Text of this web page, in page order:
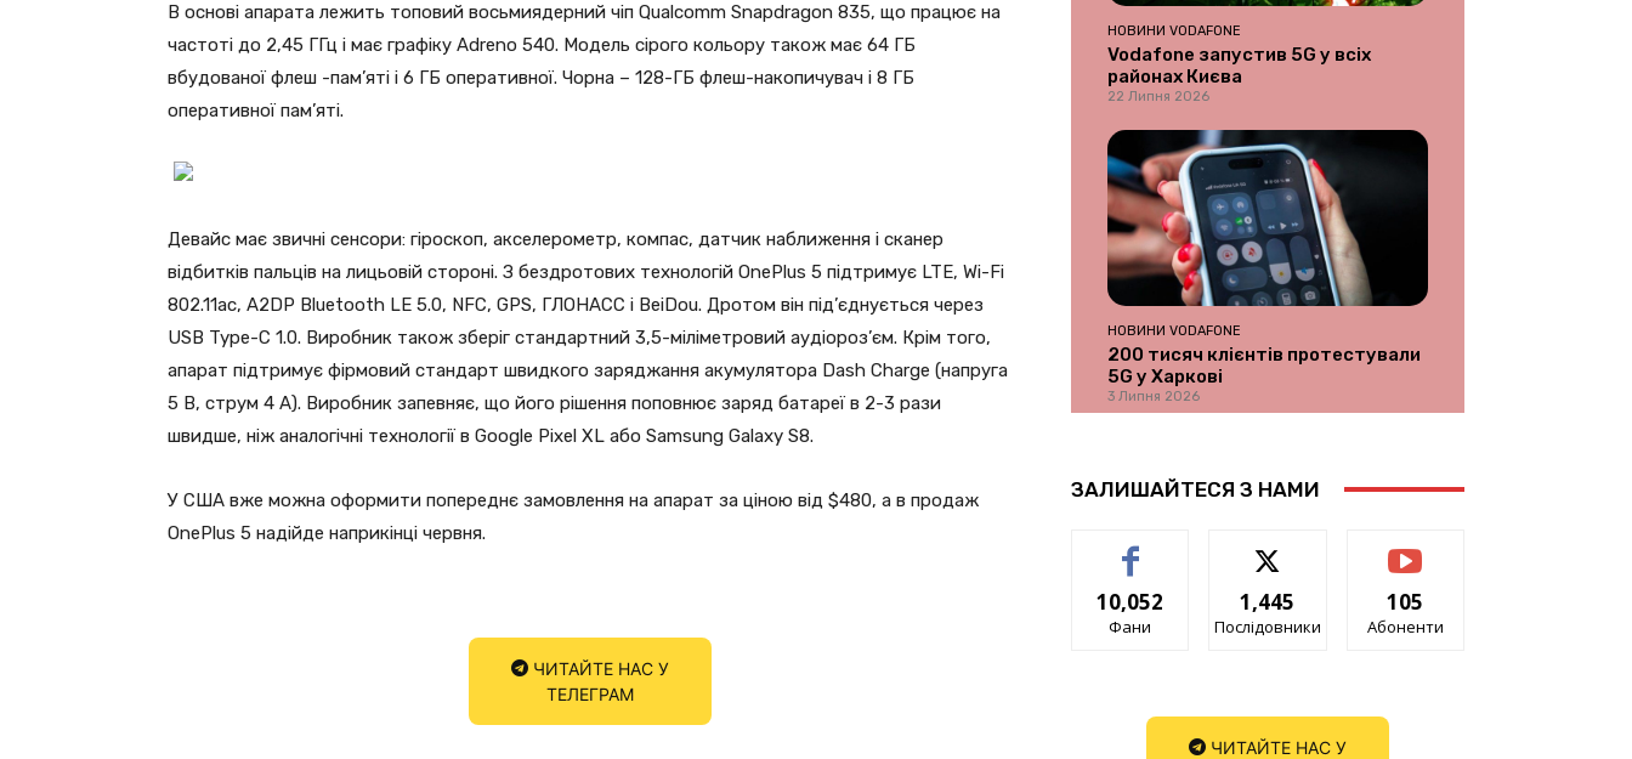
В основі апарата лежить топовий восьмиядерний чіп Qualcomm Snapdragon 835, що працює на
частоті до 2,45 ГГц і має графіку Adreno 540. Модель сірого кольору також має 64 ГБ
вбудованої флеш -пам’яті і 6 ГБ оперативної. Чорна – 128-ГБ флеш-накопичувач і 8 ГБ
оперативної пам’яті.
Девайс має звичні сенсори: гіроскоп, акселерометр, компас, датчик наближення і сканер
відбитків пальців на лицьовій стороні. З бездротових технологій OnePlus 5 підтримує LTE, Wi-Fi
802.11ac, A2DP Bluetooth LE 5.0, NFC, GPS, ГЛОНАСС і BeiDou. Дротом він під’єднується через
USB Type-C 1.0. Виробник також зберіг стандартний 3,5-міліметровий аудіороз’єм. Крім того,
апарат підтримує фірмовий стандарт швидкого заряджання акумулятора Dash Charge (напруга
5 В, струм 4 А). Виробник запевняє, що його рішення поповнює заряд батареї в 2-3 рази
швидше, ніж аналогічні технології в Google Pixel XL або Samsung Galaxy S8.
У США вже можна оформити попереднє замовлення на апарат за ціною від $480, а в продаж
OnePlus 5 надійде наприкінці червня.
ЧИТАЙТЕ НАС У
ТЕЛЕГРАМ
НОВИНИ VODAFONE
Vodafone запустив 5G у всіх
районах Києва
22 Липня 2026
НОВИНИ VODAFONE
200 тисяч клієнтів протестували
5G у Харкові
3 Липня 2026
ЗАЛИШАЙТЕСЯ З НАМИ
10,052
Фани
1,445
Послідовники
105
Абоненти
ЧИТАЙТЕ НАС У